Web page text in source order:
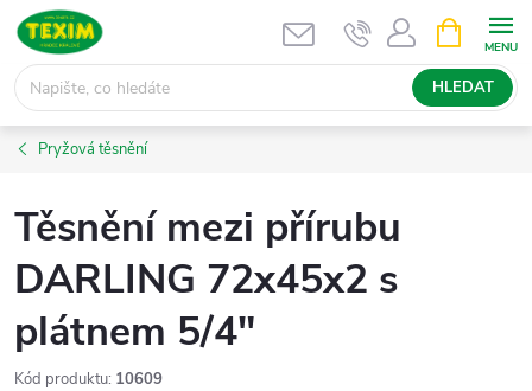
Přejít
obsah
HLEDAT
NÁKUPNÍ
KOŠÍK
Pryžová těsnění
Těsnění mezi přírubu
DARLING 72x45x2 s
plátnem 5/4"
Kód produktu: 10609